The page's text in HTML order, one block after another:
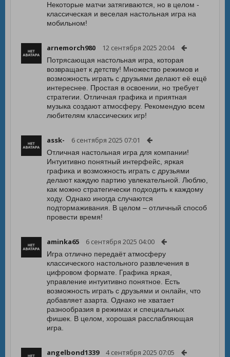
Некоторые матчи затягиваются, но в целом -
классическая и веселая настольная игра на
мобильном!
arnemorch980 12 сентября 2025 20:04
Потрясающая настольная игра, которая
возвращает к детству! Множество режимов и
возможность играть с друзьями делают её ещё
интереснее. Простая в освоении, но требует
стратегии. Отличная графика и приятная
музыка создают атмосферу. Рекомендую всем
любителям классических игр!
assk- 6 сентября 2025 07:01
Отличная настольная игра для компании!
Интуитивно понятный интерфейс, яркая
графика и возможность играть с друзьями
делают каждую партию увлекательной. Люблю,
как можно стратегически подходить к каждому
ходу. Однако иногда случаются
подтормаживания. В целом – отличный способ
провести время!
aminka65 6 сентября 2025 04:00
Игра отлично передаёт атмосферу
классического настольного развлечения в
цифровом формате. Графика яркая,
управление интуитивно понятное. Есть
возможность играть с друзьями и онлайн, что
добавляет азарта. Однако не хватает
разнообразия в режимах и специальных
фишек. В целом, хорошая расслабляющая
игра.
angelbond1339 4 сентября 2025 07:05